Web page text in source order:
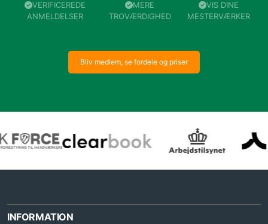
VERIFICEREDE
ANMELDELSER
MERE
TROVÆRDIGHED
VIS DINE
MESTERVÆRKER
Bliv medlem, se fordele og priser
INFORMATION